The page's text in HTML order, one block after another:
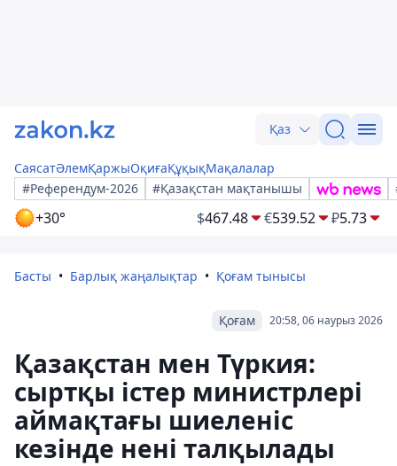
Қаз
СаясатӘлемҚаржыОқиғаҚұқықМақалалар
#Референдум-2026
#Қазақстан мақтанышы
+30° $467.48 €539.52 ₽5.73
Басты Барлық жаңалықтар Қоғам тынысы
20:58, 06 наурыз 2026
Қоғам
Қазақстан мен Түркия:
сыртқы істер министрлері
аймақтағы шиеленіс
кезінде нені талқылады